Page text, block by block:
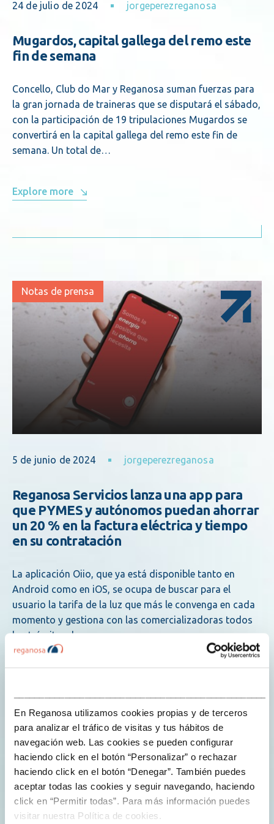
En Reganosa utilizamos cookies propias y de terceros
para analizar el tráfico de visitas y tus hábitos de
navegación web. Las cookies se pueden configurar
haciendo click en el botón “Personalizar” o rechazar
haciendo click en el botón “Denegar”. También puedes
aceptar todas las cookies y seguir navegando, haciendo
click en “Permitir todas”. Para más información puedes
visitar nuestra Política de cookies.
24 de julio de 2024 jorgeperezreganosa
Mugardos, capital gallega del remo este
fin de semana
Concello, Club do Mar y Reganosa suman fuerzas para
la gran jornada de traineras que se disputará el sábado,
con la participación de 19 tripulaciones Mugardos se
convertirá en la capital gallega del remo este fin de
semana. Un total de…
Explore more
Notas de prensa
5 de junio de 2024 jorgeperezreganosa
Reganosa Servicios lanza una app para
que PYMES y autónomos puedan ahorrar
un 20 % en la factura eléctrica y tiempo
en su contratación
La aplicación Oiio, que ya está disponible tanto en
Android como en iOS, se ocupa de buscar para el
usuario la tarifa de la luz que más le convenga en cada
momento y gestiona con las comercializadoras todos
los trámites de…
Notas de prensa